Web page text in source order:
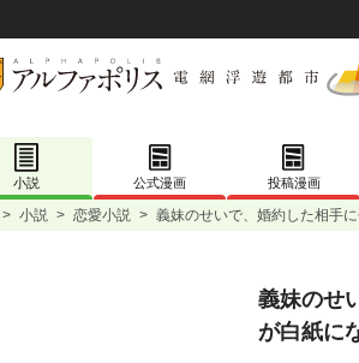
小説 公式漫画 投稿漫画
> 小説 > 恋愛小説 > 義妹のせいで、婚約した相手
義妹のせ
が白紙に